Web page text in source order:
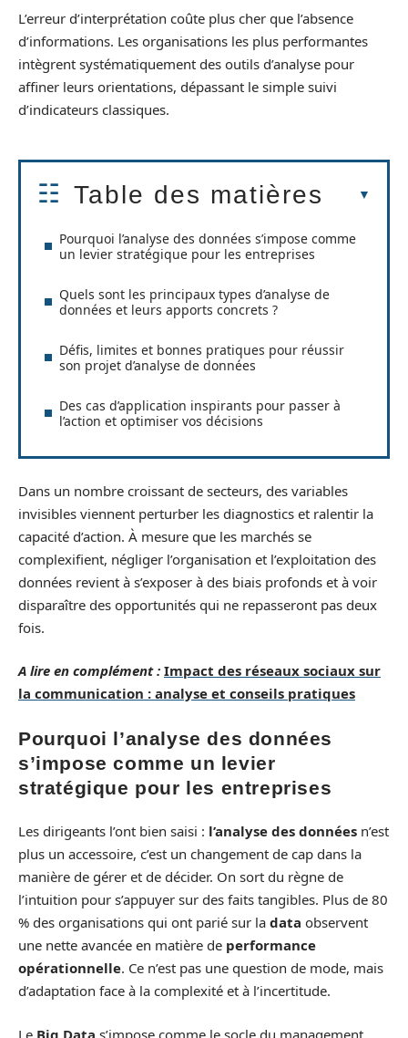
L’erreur d’interprétation coûte plus cher que l’absence
d’informations. Les organisations les plus performantes
intègrent systématiquement des outils d’analyse pour
affiner leurs orientations, dépassant le simple suivi
d’indicateurs classiques.
Table des matières
Pourquoi l’analyse des données s’impose comme
un levier stratégique pour les entreprises
Quels sont les principaux types d’analyse de
données et leurs apports concrets ?
Défis, limites et bonnes pratiques pour réussir
son projet d’analyse de données
Des cas d’application inspirants pour passer à
l’action et optimiser vos décisions
Dans un nombre croissant de secteurs, des variables
invisibles viennent perturber les diagnostics et ralentir la
capacité d’action. À mesure que les marchés se
complexifient, négliger l’organisation et l’exploitation des
données revient à s’exposer à des biais profonds et à voir
disparaître des opportunités qui ne repasseront pas deux
fois.
A lire en complément : Impact des réseaux sociaux sur
la communication : analyse et conseils pratiques
Pourquoi l’analyse des données
s’impose comme un levier
stratégique pour les entreprises
Les dirigeants l’ont bien saisi : l’analyse des données n’est
plus un accessoire, c’est un changement de cap dans la
manière de gérer et de décider. On sort du règne de
l’intuition pour s’appuyer sur des faits tangibles. Plus de 80
% des organisations qui ont parié sur la data observent
une nette avancée en matière de performance
opérationnelle. Ce n’est pas une question de mode, mais
d’adaptation face à la complexité et à l’incertitude.
Le Big Data s’impose comme le socle du management